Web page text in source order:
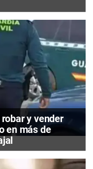
y vender
en más de